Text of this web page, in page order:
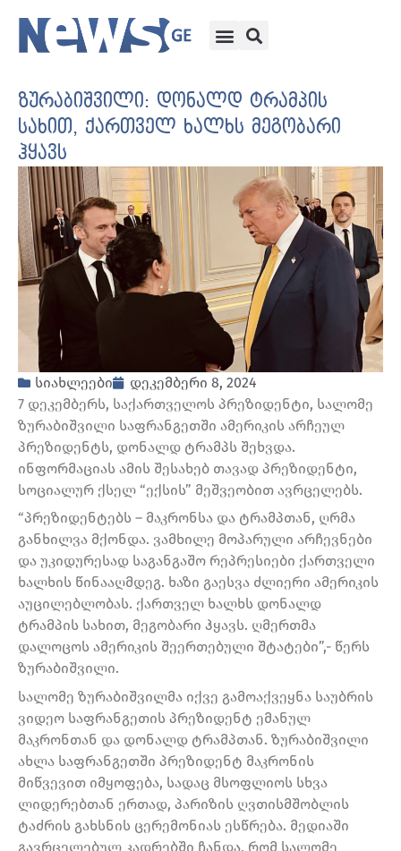
ზურაბიშვილი: დონალდ ტრამპის
სახით, ქართველ ხალხს მეგობარი
ჰყავს
სიახლეები
დეკემბერი 8, 2024
7 დეკემბერს, საქართველოს პრეზიდენტი, სალომე
ზურაბიშვილი საფრანგეთში ამერიკის არჩეულ
პრეზიდენტს, დონალდ ტრამპს შეხვდა.
ინფორმაციას ამის შესახებ თავად პრეზიდენტი,
სოციალურ ქსელ “ექსის” მეშვეობით ავრცელებს.
“პრეზიდენტებს – მაკრონსა და ტრამპთან, ღრმა
განხილვა მქონდა. ვამხილე მოპარული არჩევნები
და უკიდურესად საგანგაშო რეპრესიები ქართველი
ხალხის წინააღმდეგ. ხაზი გაესვა ძლიერი ამერიკის
აუცილებლობას. ქართველ ხალხს დონალდ
ტრამპის სახით, მეგობარი ჰყავს. ღმერთმა
დალოცოს ამერიკის შეერთებული შტატები”,- წერს
ზურაბიშვილი.
სალომე ზურაბიშვილმა იქვე გამოაქვეყნა საუბრის
ვიდეო საფრანგეთის პრეზიდენტ ემანულ
მაკრონთან და დონალდ ტრამპთან. ზურაბიშვილი
ახლა საფრანგეთში პრეზიდენტ მაკრონის
მიწვევით იმყოფება, სადაც მსოფლიოს სხვა
ლიდერებთან ერთად, პარიზის ღვთისმშობლის
ტაძრის გახსნის ცერემონიას ესწრება. მედიაში
გავრცელებულ კადრებში ჩანდა, რომ სალომე